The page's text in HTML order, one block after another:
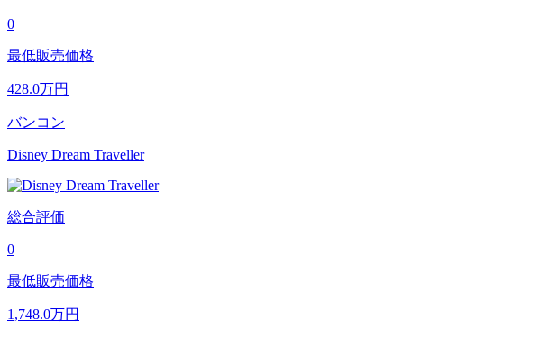
0
最低販売価格
428.0万円
バンコン
Disney Dream Traveller
総合評価
0
最低販売価格
1,748.0万円